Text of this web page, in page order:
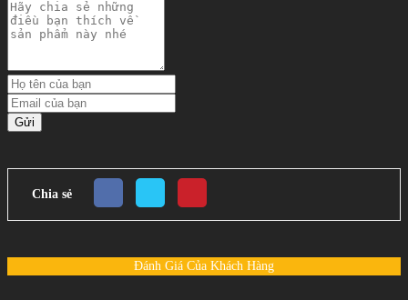
Gửi
Chia sẻ
Đánh Giá Của Khách Hàng